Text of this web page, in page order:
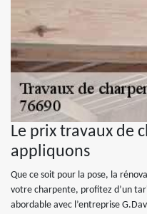
Le prix travaux de
appliquons
Que ce soit pour la pose, la
votre charpente, profitez d’un
abordable avec l’entreprise